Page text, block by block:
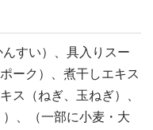
すい）、具入りスー
ーク）、煮干しエキス
ス（ねぎ、玉ねぎ）、
、（一部に小麦・大